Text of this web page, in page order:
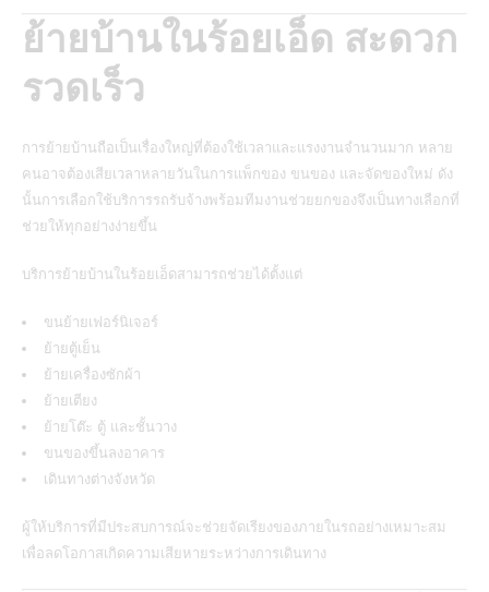
ย้ายบ้านในร้อยเอ็ด สะดวก
รวดเร็ว
การย้ายบ้านถือเป็นเรื่องใหญ่ที่ต้องใช้เวลาและแรงงานจำนวนมาก หลาย
คนอาจต้องเสียเวลาหลายวันในการแพ็กของ ขนของ และจัดของใหม่ ดัง
นั้นการเลือกใช้บริการรถรับจ้างพร้อมทีมงานช่วยยกของจึงเป็นทางเลือกที่
ช่วยให้ทุกอย่างง่ายขึ้น
บริการย้ายบ้านในร้อยเอ็ดสามารถช่วยได้ตั้งแต่
ขนย้ายเฟอร์นิเจอร์
ย้ายตู้เย็น
ย้ายเครื่องซักผ้า
ย้ายเตียง
ย้ายโต๊ะ ตู้ และชั้นวาง
ขนของขึ้นลงอาคาร
เดินทางต่างจังหวัด
ผู้ให้บริการที่มีประสบการณ์จะช่วยจัดเรียงของภายในรถอย่างเหมาะสม
เพื่อลดโอกาสเกิดความเสียหายระหว่างการเดินทาง